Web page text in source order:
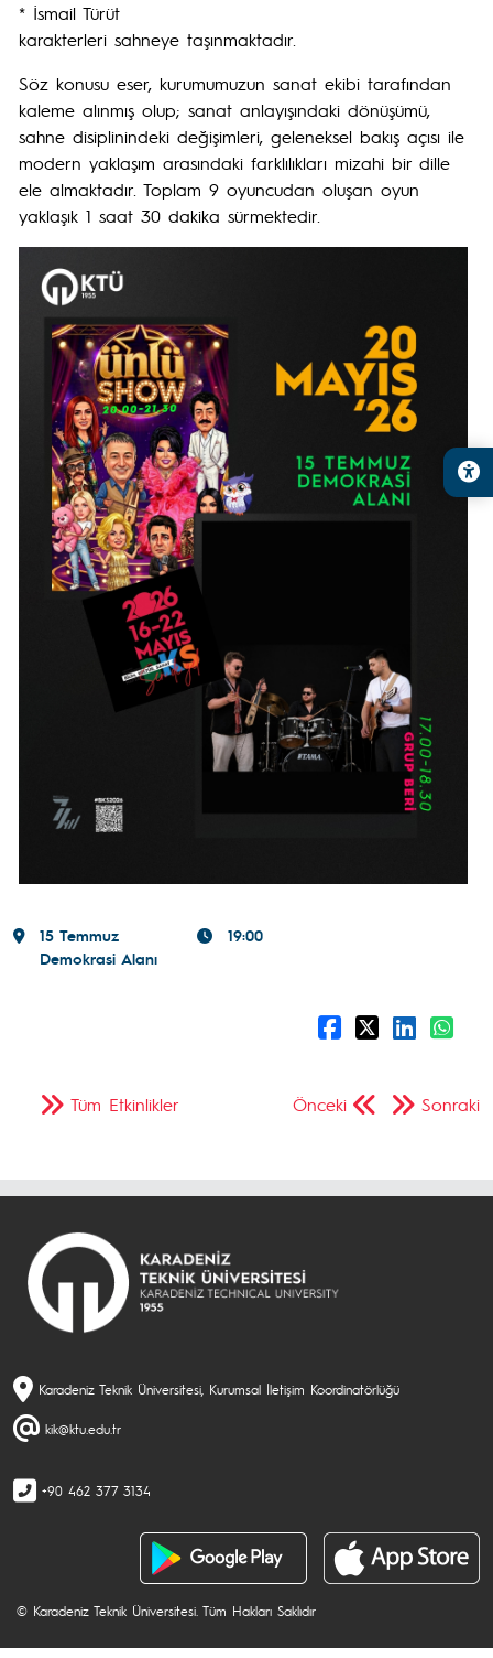
* İsmail Türüt
karakterleri sahneye taşınmaktadır.
Söz konusu eser, kurumumuzun sanat ekibi tarafından
kaleme alınmış olup; sanat anlayışındaki dönüşümü,
sahne disiplinindeki değişimleri, geleneksel bakış açısı ile
modern yaklaşım arasındaki farklılıkları mizahi bir dille
ele almaktadır. Toplam 9 oyuncudan oluşan oyun
yaklaşık 1 saat 30 dakika sürmektedir.
15 Temmuz
Demokrasi Alanı
19:00
Önceki Sonraki
Tüm Etkinlikler
Karadeniz Teknik Üniversitesi, Kurumsal İletişim Koordinatörlüğü
kik@ktu.edu.tr
+90 462 377 3134
© Karadeniz Teknik Üniversitesi. Tüm Hakları Saklıdır